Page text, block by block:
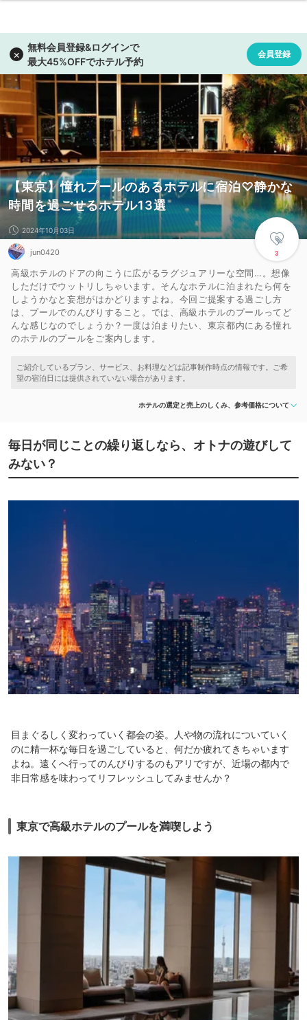
【東京】憧れプールのあるホテルに宿泊♡静かな
時間を過ごせるホテル13選
3
2024年10月03日
jun0420
高級ホテルのドアの向こうに広がるラグジュアリーな空間…。想像
しただけでウットリしちゃいます。そんなホテルに泊まれたら何を
しようかなと妄想がはかどりますよね。今回ご提案する過ごし方
は、プールでのんびりすること。では、高級ホテルのプールってど
んな感じなのでしょうか？一度は泊まりたい、東京都内にある憧れ
のホテルのプールをご案内します。
ホテルの選定と売上のしくみ、参考価格について
毎日が同じことの繰り返しなら、オトナの遊びして
みない？
目まぐるしく変わっていく都会の姿。人や物の流れについていく
のに精一杯な毎日を過ごしていると、何だか疲れてきちゃいます
よね。遠くへ行ってのんびりするのもアリですが、近場の都内で
非日常感を味わってリフレッシュしてみませんか？
東京で高級ホテルのプールを満喫しよう